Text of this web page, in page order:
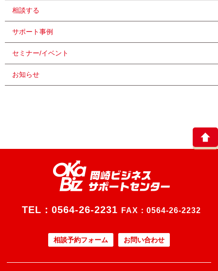
相談する
サポート事例
セミナー/イベント
お知らせ
TEL： 0564-26-2231 FAX：0564-26-2232
相談予約フォーム お問い合わせ